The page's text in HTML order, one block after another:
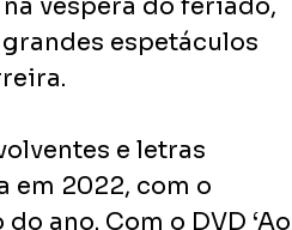
véspera do feriado,
espetáculos
e letras
em 2022, com o
ano. Com o DVD ‘Ao